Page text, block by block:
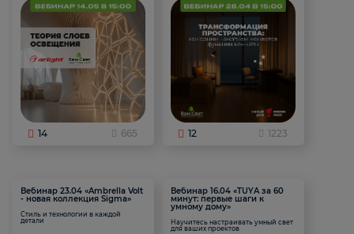
14 665 12 1223
Вебинар 23.04 «Ambrella Volt
- новая коллекция Sigma»
Стиль и технологии в каждой
детали
Вебинар 16.04 «TUYA за 60
минут: первые шаги к
умному дому»
Научитесь настраивать умный свет
для ваших проектов